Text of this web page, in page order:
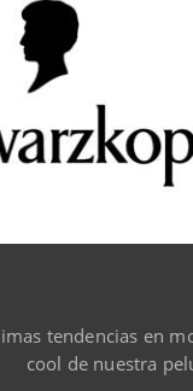
tendencias en
cool de nuestra